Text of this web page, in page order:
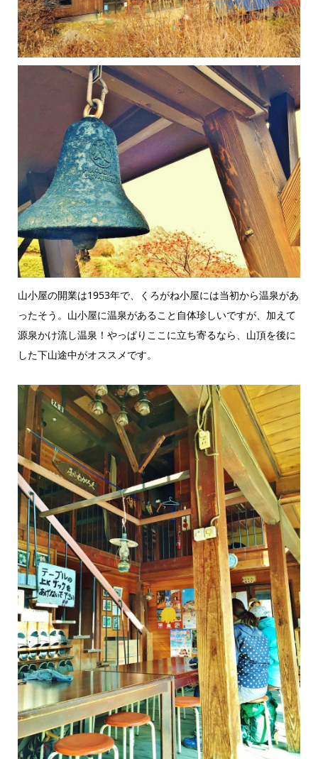
山小屋の開業は1953年で、くろがね小屋には当初から温泉があ
ったそう。山小屋に温泉があること自体珍しいですが、加えて
源泉かけ流し温泉！やっぱりここに立ち寄るなら、山頂を後に
した下山途中がオススメです。